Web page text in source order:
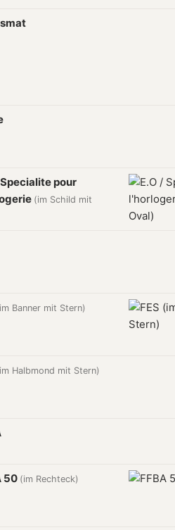
Specialite pour
(im Schild mit
Banner mit Stern)
Halbmond mit Stern)
50 (im Rechteck)